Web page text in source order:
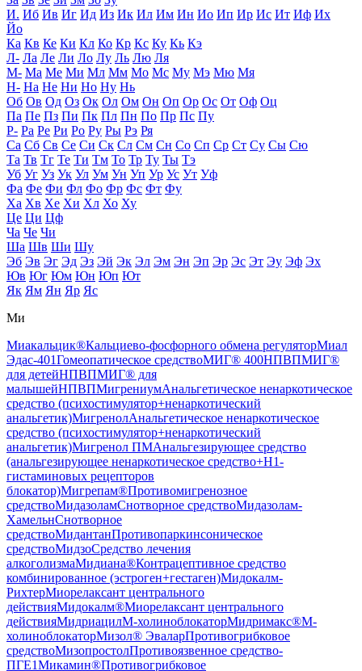
И. Иб Ив Иг Ид Из Ик Ил Им Ин Ио Ип Ир Ис Ит Иф Их
Йо
Ка Кв Ке Ки Кл Ко Кр Кс Ку Кь Кэ
Л- Ла Ле Ли Ло Лу Ль Лю Ля
М- Ма Ме Ми Мл Мм Мо Мс Му Мэ Мю Мя
Н- На Не Ни Но Ну Нь
Об Ов Од Оз Ок Ол Ом Он Оп Ор Ос От Оф Оц
Па Пе Пз Пи Пк Пл Пн По Пр Пс Пу
Р- Ра Ре Ри Ро Ру Ры Рэ Ря
Са Сб Св Се Си Ск Сл См Сн Со Сп Ср Ст Су Сы Сю
Та Тв Тг Те Ти Тм То Тр Ту Ты Тэ
Уб Уг Уз Ук Ул Ум Ун Уп Ур Ус Ут Уф
Фа Фе Фи Фл Фо Фр Фс Фт Фу
Ха Хв Хе Хи Хл Хо Ху
Це Ци Цф
Ча Че Чи
Ша Шв Ши Шу
Эб Эв Эг Эд Эз Эй Эк Эл Эм Эн Эп Эр Эс Эт Эу Эф Эх
Юв Юг Юм Юн Юп Ют
Як Ям Ян Яр Яс
Ми
Миакальцик®Кальциево-фосфорного обмена регуляторМиал
Эдас-401Гомеопатическое средствоМИГ® 400НПВПМИГ®
для детейНПВПМИГ® для
малышейНПВПМигрениумАнальгетическое ненаркотическое
средство (психостимулятор+ненаркотический
анальгетик)МигренолАнальгетическое ненаркотическое
средство (психостимулятор+ненаркотический
анальгетик)Мигренол ПМАнальгезирующее средство
(анальгезирующее ненаркотическое средство+H1-
гистаминовых рецепторов
блокатор)Мигрепам®Противомигренозное
средствоМидазоламСнотворное средствоМидазолам-
ХамельнСнотворное
средствоМидантанПротивопаркинсоническое
средствоМидзоСредство лечения
алкоголизмаМидиана®Контрацептивное средство
комбинированное (эстроген+гестаген)Мидокалм-
РихтерМиорелаксант центрального
действияМидокалм®Миорелаксант центрального
действияМидриацилМ-холиноблокаторМидримакс®М-
холиноблокаторМизол® ЭваларПротивогрибковое
средствоМизопростолПротивоязвенное средство-
ПГЕ1Микамин®Противогрибковое